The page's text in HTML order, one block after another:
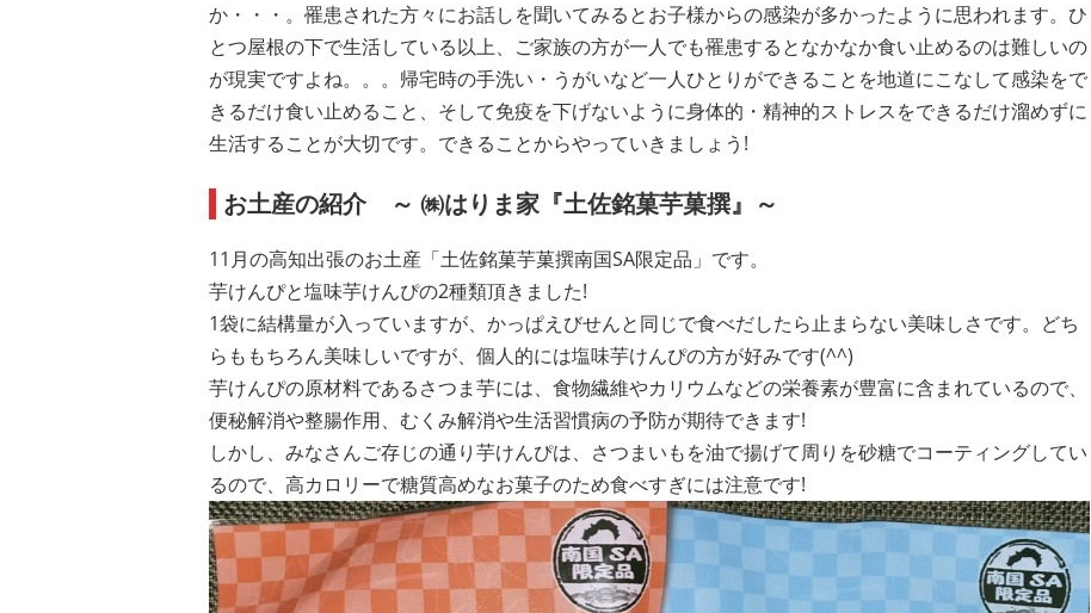
か・・・。罹患された方々にお話しを聞いてみるとお子様からの感染が多かったように思われます。ひ
とつ屋根の下で生活している以上、ご家族の方が一人でも罹患するとなかなか食い止めるのは難しいの
が現実ですよね。。。帰宅時の手洗い・うがいなど一人ひとりができることを地道にこなして感染をで
きるだけ食い止めること、そして免疫を下げないように身体的・精神的ストレスをできるだけ溜めずに
生活することが大切です。できることからやっていきましょう!
お土産の紹介 ～ ㈱はりま家『土佐銘菓芋菓撰』～
11月の高知出張のお土産「土佐銘菓芋菓撰南国SA限定品」です。
芋けんぴと塩味芋けんぴの2種類頂きました!
1袋に結構量が入っていますが、かっぱえびせんと同じで食べだしたら止まらない美味しさです。どち
らももちろん美味しいですが、個人的には塩味芋けんぴの方が好みです(^^)
芋けんぴの原材料であるさつま芋には、食物繊維やカリウムなどの栄養素が豊富に含まれているので、
便秘解消や整腸作用、むくみ解消や生活習慣病の予防が期待できます!
しかし、みなさんご存じの通り芋けんぴは、さつまいもを油で揚げて周りを砂糖でコーティングしてい
るので、高カロリーで糖質高めなお菓子のため食べすぎには注意です!